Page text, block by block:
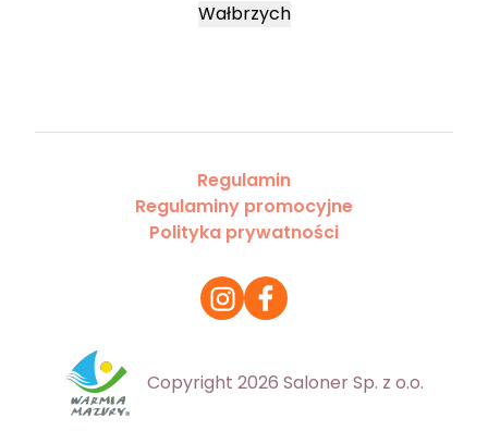
Wałbrzych
Regulamin
Regulaminy promocyjne
Polityka prywatności
Copyright 2026 Saloner Sp. z o.o.